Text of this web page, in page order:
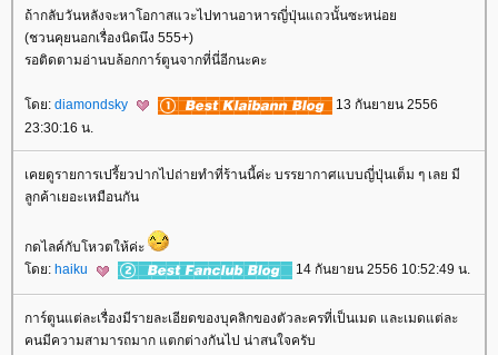
ถ้ากลับวันหลังจะหาโอกาสแวะไปทานอาหารญี่ปุ่นแถวนั้นซะหน่อ
(ชวนคุยนอกเรื่องนิดนึง 555+)
รอติดตามอ่านบล้อกการ์ตูนจากที่นี่อีกนะคะ
ดย: diamondsky
13 กันยายน 2556
23:30:16 น.
เคยดูรายการเปรี้ยวปากไปถ่ายทำที่ร้านนี้ค่ะ บรรยากาศแบบญี่ปุ่นเต็ม ๆ เลย มี
ลูกค้าเยอะเหมือนกัน
กดไลค์กับโหวตให้ค่ะ
ดย: haiku 14 กันยายน 2556 10:52:49 น.
การ์ตูนแต่ละเรื่องมีรายละเอียดของบุคลิกของตัวละครที่เป็นเมด และเมดแต่ละ
คนมีความสามารถมาก แตกต่างกันไป น่าสนใจครับ